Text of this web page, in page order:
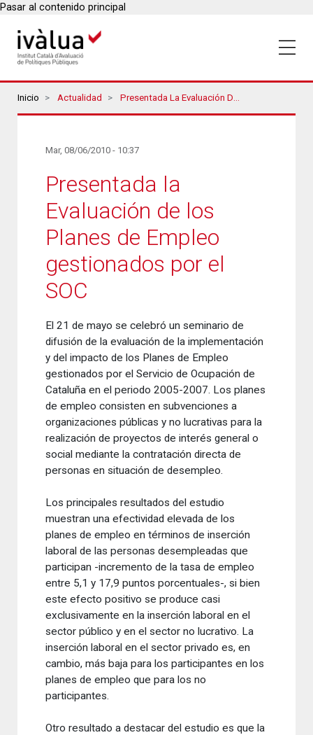
Pasar al contenido principal
Breadcrumbs
Inicio Actualidad Presentada La Evaluación De Los Planes De Empleo Gestionados Por El SOC
Mar, 08/06/2010 - 10:37
Presentada la
Evaluación de los
Planes de Empleo
gestionados por el
SOC
El 21 de mayo se celebró un seminario de
difusión de la evaluación de la implementación
y del impacto de los Planes de Empleo
gestionados por el Servicio de Ocupación de
Cataluña en el periodo 2005-2007. Los planes
de empleo consisten en subvenciones a
organizaciones públicas y no lucrativas para la
realización de proyectos de interés general o
social mediante la contratación directa de
personas en situación de desempleo.
Los principales resultados del estudio
muestran una efectividad elevada de los
planes de empleo en términos de inserción
laboral de las personas desempleadas que
participan -incremento de la tasa de empleo
entre 5,1 y 17,9 puntos porcentuales-, si bien
este efecto positivo se produce casi
exclusivamente en la inserción laboral en el
sector público y en el sector no lucrativo. La
inserción laboral en el sector privado es, en
cambio, más baja para los participantes en los
planes de empleo que para los no
participantes.
Otro resultado a destacar del estudio es que la